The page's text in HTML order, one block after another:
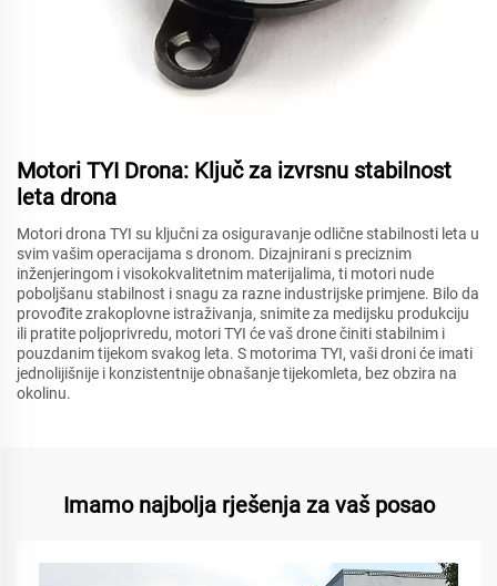
Motori TYI Drona: Ključ za izvrsnu stabilnost
leta drona
Motori drona TYI su ključni za osiguravanje odlične stabilnosti leta u
svim vašim operacijama s dronom. Dizajnirani s preciznim
inženjeringom i visokokvalitetnim materijalima, ti motori nude
poboljšanu stabilnost i snagu za razne industrijske primjene. Bilo da
provođite zrakoplovne istraživanja, snimite za medijsku produkciju
ili pratite poljoprivredu, motori TYI će vaš drone činiti stabilnim i
pouzdanim tijekom svakog leta. S motorima TYI, vaši droni će imati
jednolijišnije i konzistentnije obnašanje tijekomleta, bez obzira na
okolinu.
Imamo najbolja rješenja za vaš posao